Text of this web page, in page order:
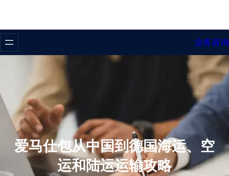
业务咨询
爱马仕包从中国到德国海运、空
运和陆运运输攻略